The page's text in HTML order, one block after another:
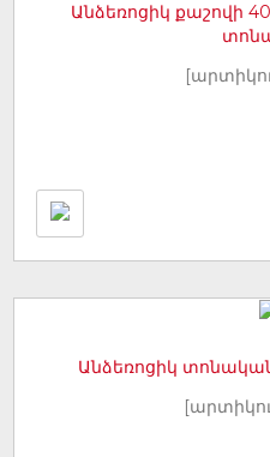
Անձեռոցիկ քաշովի
Անձեռոցիկ տոնական